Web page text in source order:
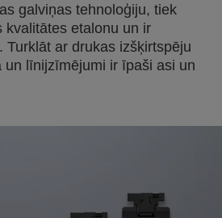
galviņas tehnoloģiju, tiek
kvalitātes etalonu un ir
Turklāt ar drukas izšķirtspēju
un līnijzīmējumi ir īpaši asi un